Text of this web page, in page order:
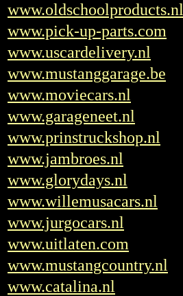
www.oldschoolproducts.nl
www.pick-up-parts.com
www.uscardelivery.nl
www.mustanggarage.be
www.moviecars.nl
www.garageneet.nl
www.prinstruckshop.nl
www.jambroes.nl
www.glorydays.nl
www.willemusacars.nl
www.jurgocars.nl
www.uitlaten.com
www.mustangcountry.nl
www.catalina.nl